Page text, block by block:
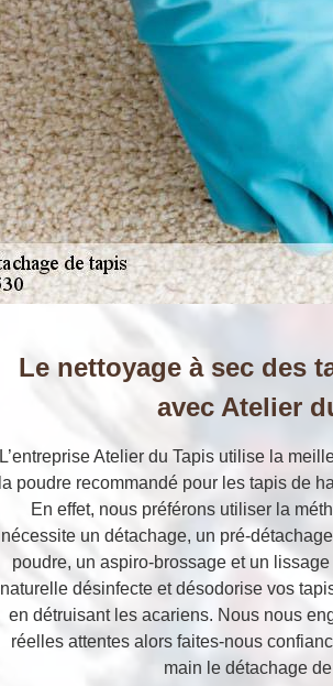
Le nettoyage à sec des
avec Atelier
L’entreprise Atelier du Tapis utilise la
la poudre recommandé pour les tapis de
En effet, nous préférons utiliser la
nécessite un détachage, un pré-
poudre, un aspiro-brossage et un
naturelle désinfecte et désodorise vos
en détruisant les acariens. Nous nous
réelles attentes alors faites-nous
main le détachage